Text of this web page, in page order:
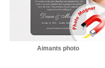
Aimants photo